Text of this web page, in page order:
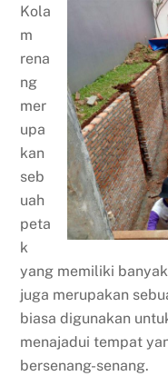
Kola
m
rena
ng
mer
upa
kan
seb
uah
peta
k
yang memiliki
juga merupakan
biasa digunakan
menajadui tempat
bersenang-senang.